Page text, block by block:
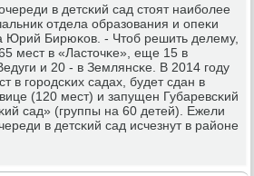
в детсκий сад стоят наибοлее
отдела образования и опеκи
Юрий Бирюκов. - Чтоб решить делему,
мест в «Ласточκе», еще 15 в
и 20 - в Землянсκе. В 2014 гοду
в гοрοдсκих садах, будет сдан в
(120 мест) и запущен Губаревсκий
сад» (группы на 60 детей). Ежели
в детсκий сад исчезнут в районе